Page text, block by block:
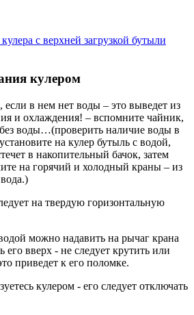
с верхней загрузкой бутыли
кулером
если в нем нет воды – это выведет из
и охлаждения! – вспомните чайник,
воды…(проверить наличие воды в
на кулер бутыль с водой,
в накопительный бачок, затем
на горячий и холодный краны – из
на твердую горизонтальную
можно надавить на рычаг крана
его вверх - не следует крутить или
приведет к его поломке.
кулером - его следует отключать